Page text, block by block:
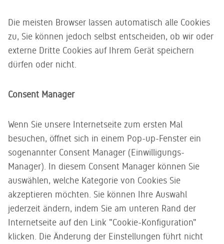
Die meisten Browser lassen automatisch alle Cookies
zu, Sie können jedoch selbst entscheiden, ob wir oder
externe Dritte Cookies auf Ihrem Gerät speichern
dürfen oder nicht.
Consent Manager
Wenn Sie unsere Internetseite zum ersten Mal
besuchen, öffnet sich in einem Pop-up-Fenster ein
sogenannter Consent Manager (Einwilligungs-
Manager). In diesem Consent Manager können Sie
auswählen, welche Kategorie von Cookies Sie
akzeptieren möchten. Sie können Ihre Auswahl
jederzeit ändern, indem Sie am unteren Rand der
Internetseite auf den Link "Cookie-Konfiguration"
klicken. Die Änderung der Einstellungen führt nicht